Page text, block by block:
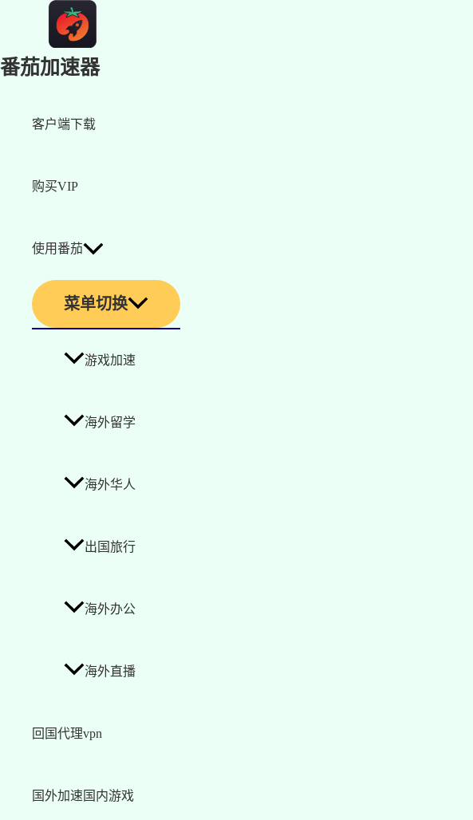
番茄加速器
客户端下载
购买VIP
使用番茄
菜单切换
游戏加速
海外留学
海外华人
出国旅行
海外办公
海外直播
回国代理vpn
国外加速国内游戏